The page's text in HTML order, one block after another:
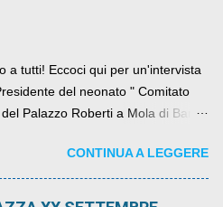
a tutti! Eccoci qui per un'intervista
del neonato " Comitato
Palazzo Roberti a Mola di Bari ,
signor?....CONTINUA A LEGGERE